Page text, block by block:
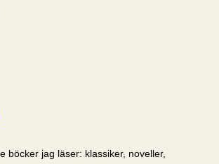
böcker jag läser: klassiker, noveller,